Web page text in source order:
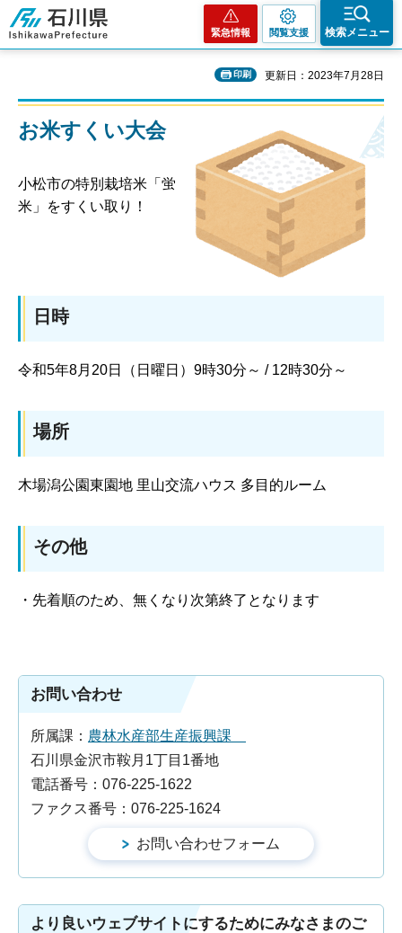
石川県
緊急情報 閲覧支援 検索メニュー
印刷 更新日：2023年7月28日
お米すくい大会
小松市の特別栽培米「蛍
米」をすくい取り！
日時
令和5年8月20日（日曜日）9時30分～ / 12時30分～
場所
木場潟公園東園地 里山交流ハウス 多目的ルーム
その他
・先着順のため、無くなり次第終了となります
お問い合わせ
所属課： 農林水産部生産振興課
石川県金沢市鞍月1丁目1番地
電話番号：076-225-1622
ファクス番号：076-225-1624
より良いウェブサイトにするためにみなさまのご